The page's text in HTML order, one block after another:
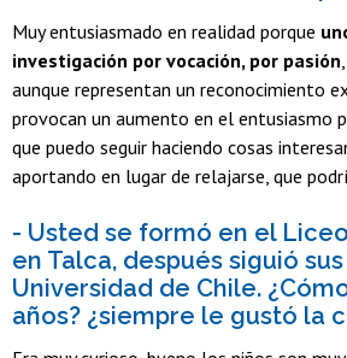
Muy entusiasmado en realidad porque
investigación por vocación, por pasión
aunque representan un reconocimiento
provocan un aumento en el entusiasmo
que puedo seguir haciendo cosas
aportando en lugar de relajarse, que
- Usted se formó en el
en Talca, después siguió
Universidad de Chile.
años? ¿siempre le gustó la